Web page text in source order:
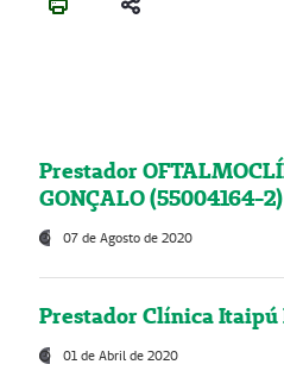
Prestador
GONÇALO (55004164-2)
07 de Agosto de 2020
Prestador Clínica Itaipú
01 de Abril de 2020